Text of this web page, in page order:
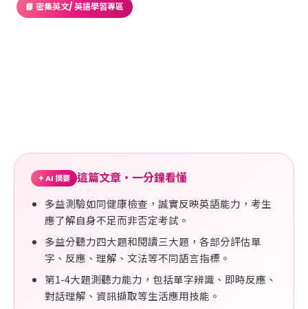
📘 密集英文/ 英語學習專區
✦ AI 摘要 這篇文章・一分鐘看懂
多益測驗如同健康檢查，誠實反映英語能力，考生
應了解自身不足而非否定考試。
多益分聽力四大題和閱讀三大題，各部分評估單
字、反應、理解、文法等不同語言指標。
第1-4大題測聽力能力，包括單字辨識、即時反應、
對話理解、資訊擷取等生活應用技能。